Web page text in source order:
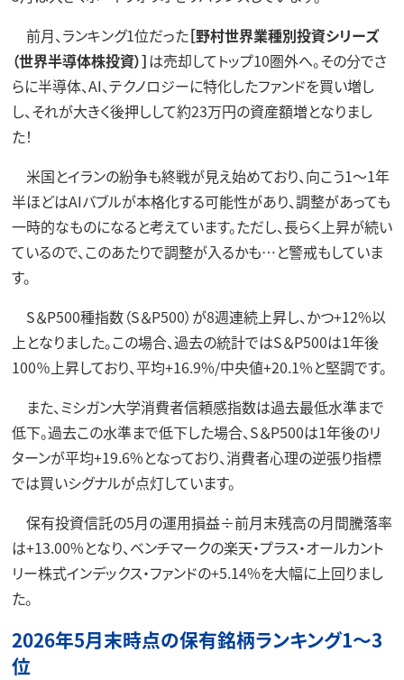
前月、ランキング1位だった［野村世界業種別投資シリーズ
（世界半導体株投資）］は売却してトップ10圏外へ。その分でさ
らに半導体、AI、テクノロジーに特化したファンドを買い増し
し、それが大きく後押しして約23万円の資産額増となりまし
た！
米国とイランの紛争も終戦が見え始めており、向こう1～1年
半ほどはAIバブルが本格化する可能性があり、調整があっても
一時的なものになると考えています。ただし、長らく上昇が続い
ているので、このあたりで調整が入るかも…と警戒もしていま
す。
S＆P500種指数（S＆P500）が8週連続上昇し、かつ+12%以
上となりました。この場合、過去の統計ではS＆P500は1年後
100％上昇しており、平均+16.9%/中央値+20.1%と堅調です。
また、ミシガン大学消費者信頼感指数は過去最低水準まで
低下。過去この水準まで低下した場合、S＆P500は1年後のリ
ターンが平均+19.6%となっており、消費者心理の逆張り指標
では買いシグナルが点灯しています。
保有投資信託の5月の運用損益÷前月末残高の月間騰落率
は+13.00%となり、ベンチマークの楽天・プラス・オールカント
リー株式インデックス・ファンドの+5.14%を大幅に上回りまし
た。
2026年5月末時点の保有銘柄ランキング1～3
位